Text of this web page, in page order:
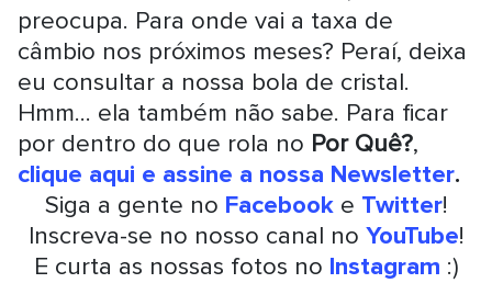
preocupa. Para onde vai a taxa de
câmbio nos próximos meses? Peraí, deixa
eu consultar a nossa bola de cristal.
Hmm... ela também não sabe. Para ficar
por dentro do que rola no Por Quê?,
clique aqui e assine a nossa Newsletter.
Siga a gente no Facebooke Twitter!
Inscreva-se no nosso canal no YouTube!
E curta as nossas fotos no Instagram :)